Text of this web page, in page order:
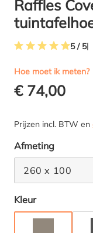
Raffles
5 / 5
Hoe moet ik meten?
€ 74,00
Prijzen incl. BTW en
Selecteer
Afmeting
260 x 100
Selecteer
Kleur